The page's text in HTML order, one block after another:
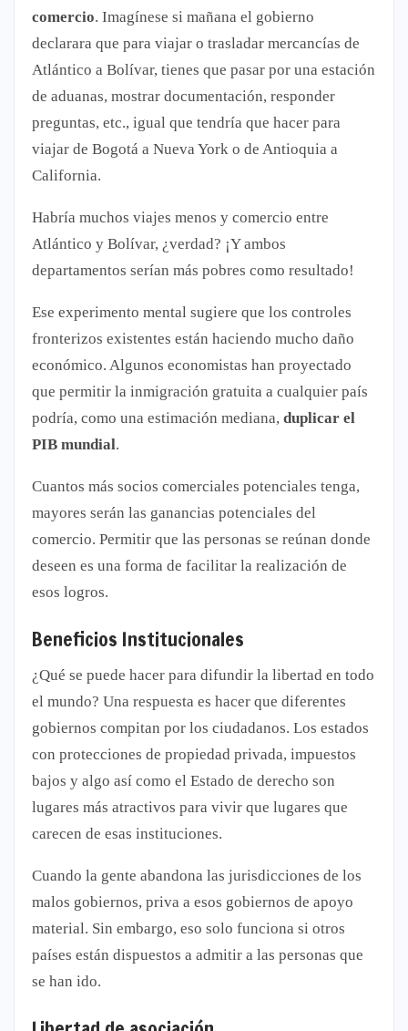
comercio. Imagínese si mañana el gobierno
declarara que para viajar o trasladar mercancías de
Atlántico a Bolívar, tienes que pasar por una estación
de aduanas, mostrar documentación, responder
preguntas, etc., igual que tendría que hacer para
viajar de Bogotá a Nueva York o de Antioquia a
California.
Habría muchos viajes menos y comercio entre
Atlántico y Bolívar, ¿verdad? ¡Y ambos
departamentos serían más pobres como resultado!
Ese experimento mental sugiere que los controles
fronterizos existentes están haciendo mucho daño
económico. Algunos economistas han proyectado
que permitir la inmigración gratuita a cualquier país
podría, como una estimación mediana, duplicar el
PIB mundial.
Cuantos más socios comerciales potenciales tenga,
mayores serán las ganancias potenciales del
comercio. Permitir que las personas se reúnan donde
deseen es una forma de facilitar la realización de
esos logros.
Beneficios Institucionales
¿Qué se puede hacer para difundir la libertad en todo
el mundo? Una respuesta es hacer que diferentes
gobiernos compitan por los ciudadanos. Los estados
con protecciones de propiedad privada, impuestos
bajos y algo así como el Estado de derecho son
lugares más atractivos para vivir que lugares que
carecen de esas instituciones.
Cuando la gente abandona las jurisdicciones de los
malos gobiernos, priva a esos gobiernos de apoyo
material. Sin embargo, eso solo funciona si otros
países están dispuestos a admitir a las personas que
se han ido.